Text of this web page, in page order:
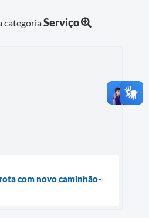
categoriaServiço
com novo caminhão-